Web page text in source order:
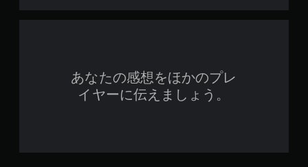
あなたの感想をほかのプレ
イヤーに伝えましょう。